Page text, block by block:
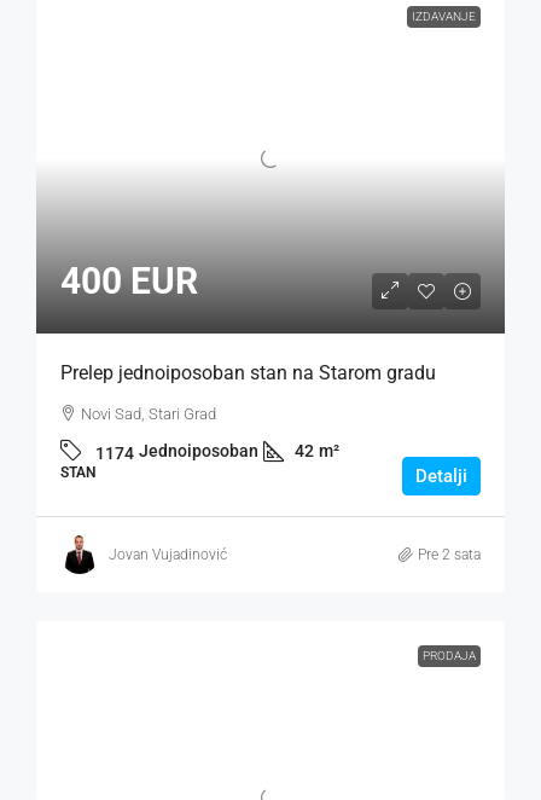
IZDAVANJE
400 EUR
Prelep jednoiposoban stan na Starom gradu
Novi Sad, Stari Grad
1174 Jednoiposoban 42 m²
STAN Detalji
Jovan Vujadinović Pre 2 sata
PRODAJA